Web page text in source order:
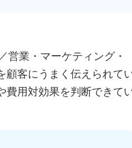
営業・マーケティング・
顧客にうまく伝えられて
費用対効果を判断できて